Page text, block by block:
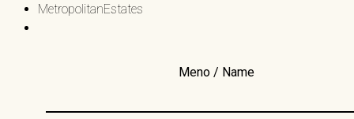
MetropolitanEstates
Meno / Name